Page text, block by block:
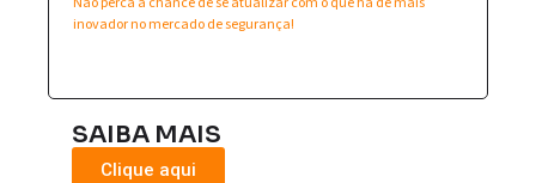
inovador no mercado de segurança!
SAIBA MAIS
Clique aqui